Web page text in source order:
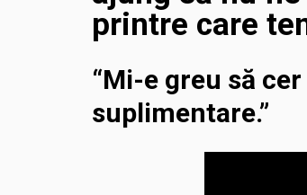
printre care
“Mi-e greu să
suplimentare.”